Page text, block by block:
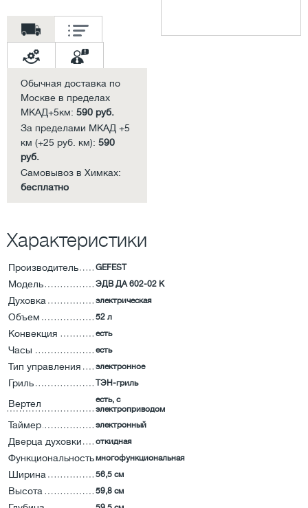
Обычная доставка по
Москве в пределах
МКАД+5км: 590 руб.
За пределами МКАД +5
км (+25 руб. км): 590
руб.
Самовывоз в Химках:
бесплатно
Характеристики
Производитель GEFEST
Модель ЭДВ ДА 602-02 К
Духовка электрическая
Объем 52 л
Конвекция есть
Часы есть
Тип управления электронное
Гриль ТЭН-гриль
Вертел
есть, с
электроприводом
Таймер электронный
Дверца духовки откидная
Функциональностьмногофункциональная
Ширина 56,5 см
Высота 59,8 см